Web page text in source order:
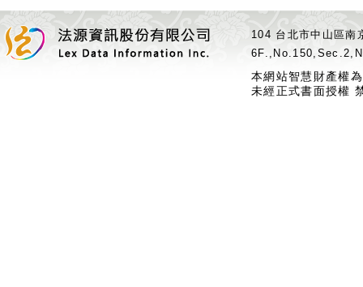
104 台北市中山區
本網站智慧財產權
未經正式書面授權